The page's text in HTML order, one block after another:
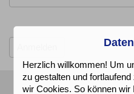
Herzlich willkommen! Um
zu gestalten und
wir Cookies. So können wir